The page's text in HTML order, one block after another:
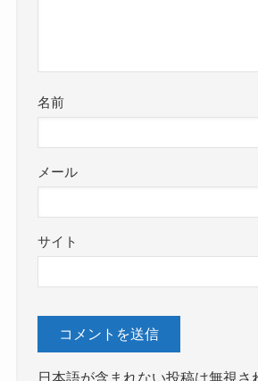
名前
メール
サイト
日本語が含まれない投稿は無視さ